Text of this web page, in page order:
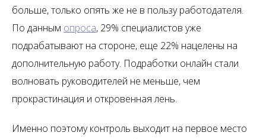
больше, только опять же не в пользу работодателя.
По данным опроса, 29% специалистов уже
подрабатывают на стороне, еще 22% нацелены на
дополнительную работу. Подработки онлайн стали
волновать руководителей не меньше, чем
прокрастинация и откровенная лень.
Именно поэтому контроль выходит на первое место